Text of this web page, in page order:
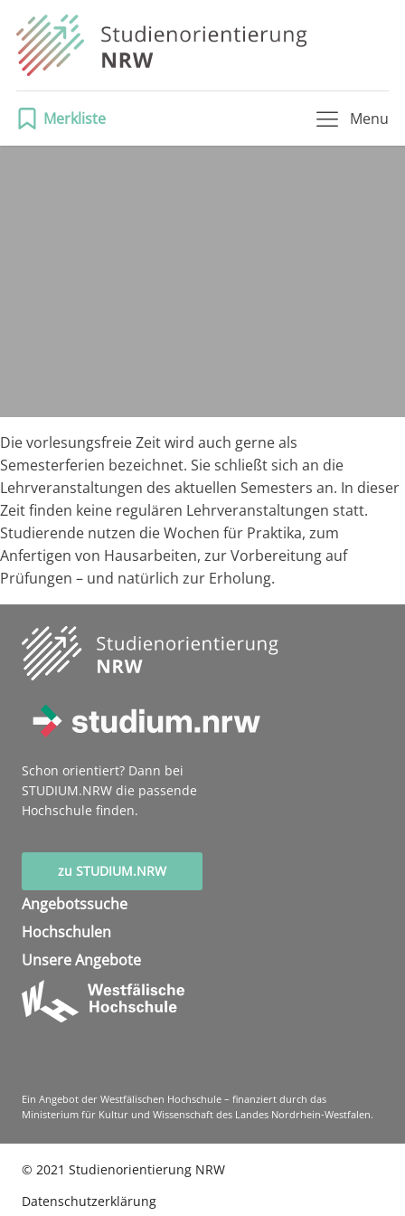
Merkliste Menu
Die vorlesungsfreie Zeit wird auch gerne als
Semesterferien bezeichnet. Sie schließt sich an die
Lehrveranstaltungen des aktuellen Semesters an. In dieser
Zeit finden keine regulären Lehrveranstaltungen statt.
Studierende nutzen die Wochen für Praktika, zum
Anfertigen von Hausarbeiten, zur Vorbereitung auf
Prüfungen – und natürlich zur Erholung.
Schon orientiert? Dann bei
STUDIUM.NRW die passende
Hochschule finden.
zu STUDIUM.NRW
Angebotssuche
Hochschulen
Unsere Angebote
Ein Angebot der Westfälischen Hochschule – finanziert durch das
Ministerium für Kultur und Wissenschaft des Landes Nordrhein-Westfalen.
© 2021 Studienorientierung NRW
Datenschutzerklärung